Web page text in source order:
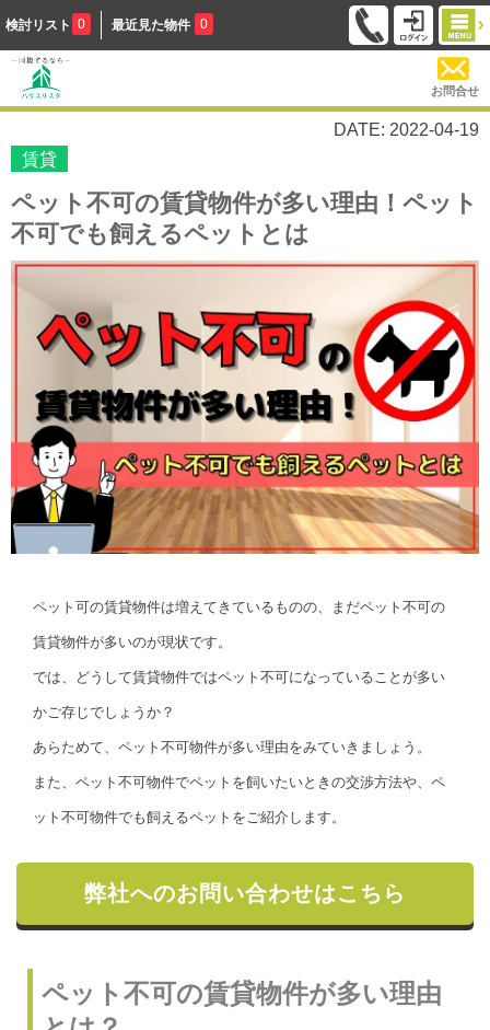
検討リスト 0 最近見た物件 0
お問合せ
DATE: 2022-04-19
賃貸
ペット不可の賃貸物件が多い理由！ペット
不可でも飼えるペットとは
ペット可の賃貸物件は増えてきているものの、まだペット不可の
賃貸物件が多いのが現状です。
では、どうして賃貸物件ではペット不可になっていることが多い
かご存じでしょうか？
あらためて、ペット不可物件が多い理由をみていきましょう。
また、ペット不可物件でペットを飼いたいときの交渉方法や、ペ
ット不可物件でも飼えるペットをご紹介します。
弊社へのお問い合わせはこちら
ペット不可の賃貸物件が多い理由